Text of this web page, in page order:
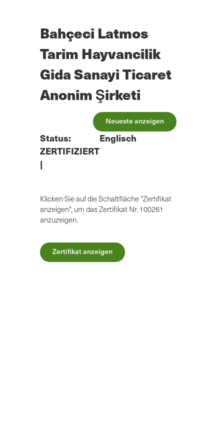
Bahçeci Latmos
Tarim Hayvancilik
Gida Sanayi Ticaret
Anonim Şirketi
Neueste anzeigen
Status:
ZERTIFIZIERT
|
Englisch
Klicken Sie auf die Schaltfläche "Zertifikat
anzeigen", um das Zertifikat Nr. 100261
anzuzeigen.
Zertifikat anzeigen